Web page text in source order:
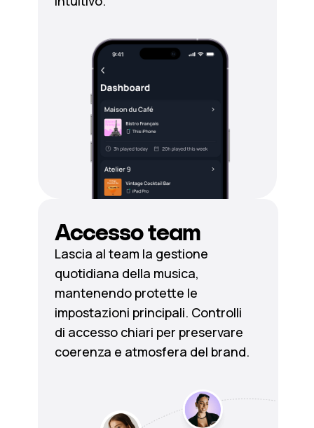
Accesso team
Lascia al team la gestione
quotidiana della musica,
mantenendo protette le
impostazioni principali. Controlli
di accesso chiari per preservare
coerenza e atmosfera del brand.